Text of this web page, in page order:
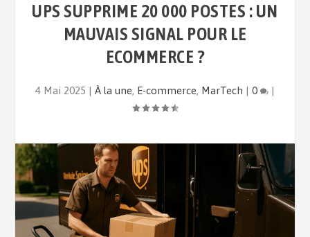
UPS SUPPRIME 20 000 POSTES : UN
MAUVAIS SIGNAL POUR LE
ECOMMERCE ?
4 Mai 2025 | À la une, E-commerce, MarTech | 0 |